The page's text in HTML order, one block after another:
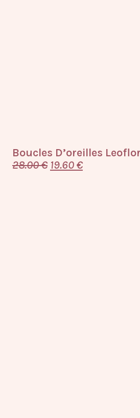
Boucles D’oreilles
28.00€ 19.60€